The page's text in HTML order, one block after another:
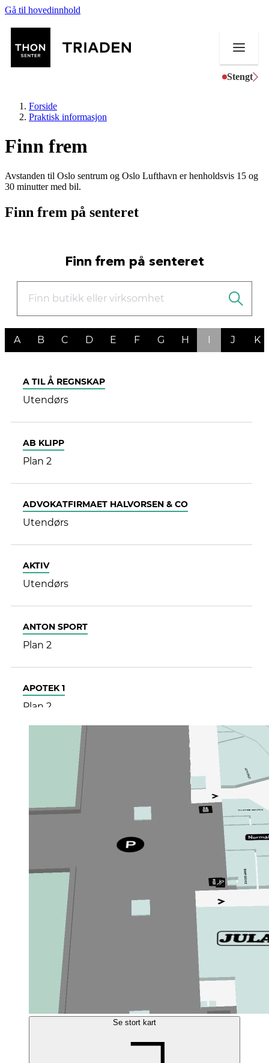
Gå til hovedinnhold
Stengt
Mat og drikke
Helse
Inspirasjon
Søk
Åpningstider
Praktisk informasjon
Magasin
Best på service
Forside
Praktisk informasjon
Finn frem
Avstanden til Oslo sentrum og Oslo Lufthavn er henholdsvis 15 og
30 minutter med bil.
Finn frem på senteret
Se stort kart